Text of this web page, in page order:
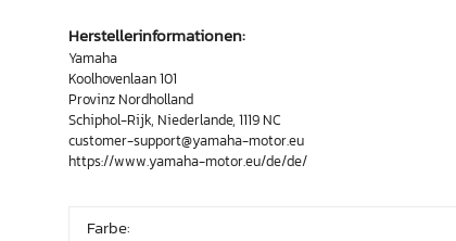
Herstellerinformationen:
Yamaha
Koolhovenlaan 101
Provinz Nordholland
Schiphol-Rijk, Niederlande, 1119 NC
customer-support@yamaha-motor.eu
https://www.yamaha-motor.eu/de/de/
Farbe: